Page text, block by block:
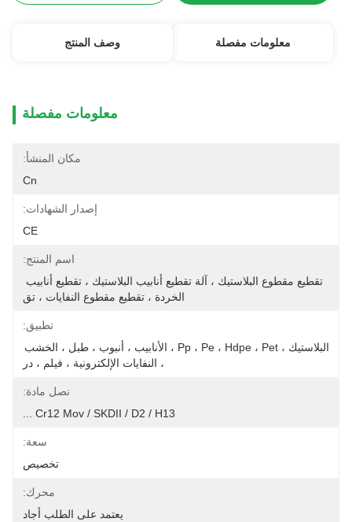
معلومات مفصلة وصف المنتج
معلومات مفصلة
مكان المنشأ:
Cn
إصدار الشهادات:
CE
اسم المنتج:
الخردة ، تقطيع مقطوع النفايات ، تق
تطبيق:
، النفايات الإلكترونية ، فيلم ، در
نصل مادة:
Cr12 Mov / SKDII / D2 / H13 ...
سعة:
تخصيص
محرك:
يعتمد على الطلب أجاد